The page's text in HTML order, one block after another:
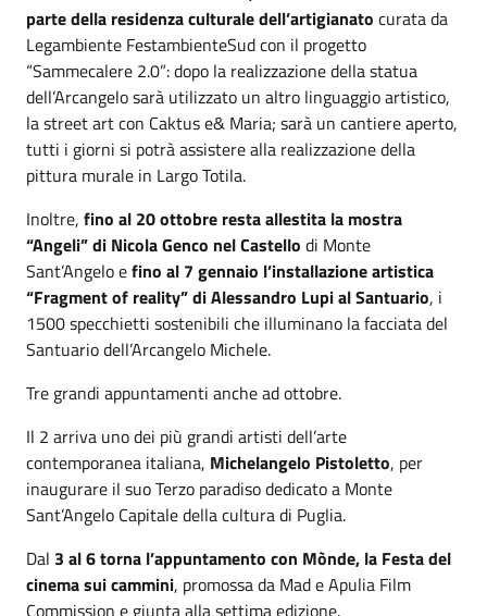
parte della residenza culturale dell’artigianato curata da
Legambiente FestambienteSud con il progetto
“Sammecalere 2.0”: dopo la realizzazione della statua
dell’Arcangelo sarà utilizzato un altro linguaggio artistico,
la street art con Caktus e& Maria; sarà un cantiere aperto,
tutti i giorni si potrà assistere alla realizzazione della
pittura murale in Largo Totila.
Inoltre, fino al 20 ottobre resta allestita la mostra
“Angeli” di Nicola Genco nel Castello di Monte
Sant’Angelo efino al 7 gennaio l’installazione artistica
“Fragment of reality” di Alessandro Lupi al Santuario, i
1500 specchietti sostenibili che illuminano la facciata del
Santuario dell’Arcangelo Michele.
Tre grandi appuntamenti anche ad ottobre.
Il 2 arriva uno dei più grandi artisti dell’arte
contemporanea italiana, Michelangelo Pistoletto, per
inaugurare il suo Terzo paradiso dedicato a Monte
Sant’Angelo Capitale della cultura di Puglia.
Dal 3 al 6 torna l’appuntamento con Mònde, la Festa del
cinema sui cammini, promossa da Mad e Apulia Film
Commission e giunta alla settima edizione.